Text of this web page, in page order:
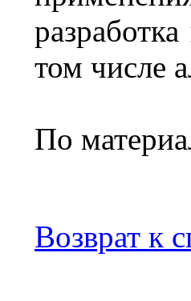
том числе
По
Возврат к